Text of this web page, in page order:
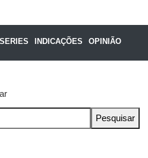
SERIES INDICAÇÕES OPINIÃO
Pesquisar